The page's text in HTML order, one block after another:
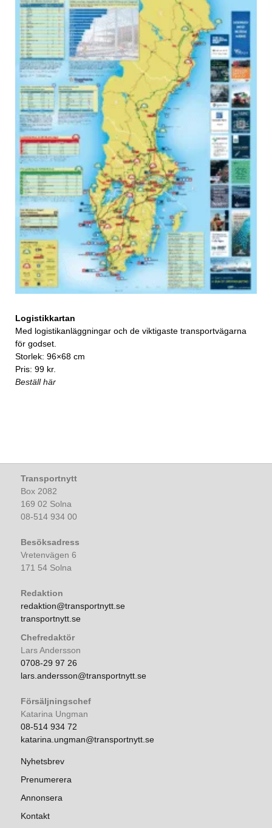
Logistikkartan
Med logistikanläggningar och de viktigaste transportvägarna
för godset.
Storlek: 96×68 cm
Pris: 99 kr.
Beställ här
Transportnytt
Box 2082
169 02 Solna
08-514 934 00
Besöksadress
Vretenvägen 6
171 54 Solna
Redaktion
redaktion@transportnytt.se
transportnytt.se
Chefredaktör
Lars Andersson
0708-29 97 26
lars.andersson@transportnytt.se
Försäljningschef
Katarina Ungman
08-514 934 72
katarina.ungman@transportnytt.se
Nyhetsbrev
Prenumerera
Annonsera
Kontakt